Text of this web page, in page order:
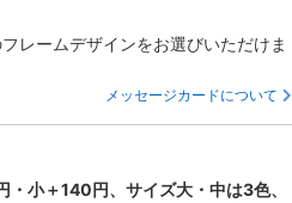
レームデザインをお選びいただけま
メッセージカードについて
小＋140円、サイズ大・中は3色、